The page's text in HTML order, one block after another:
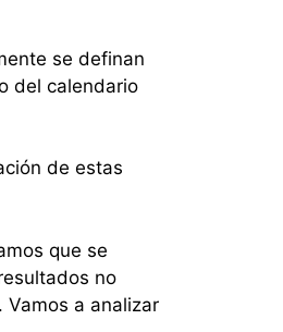
se definan
del calendario
de estas
que se
no
. Vamos a analizar